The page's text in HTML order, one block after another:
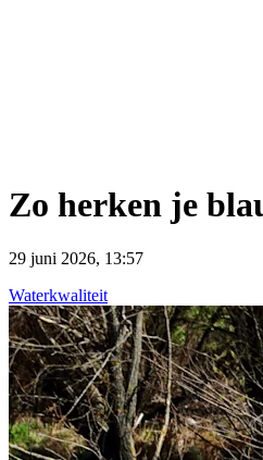
Zo herken je
29 juni 2026, 13:57
Waterkwaliteit